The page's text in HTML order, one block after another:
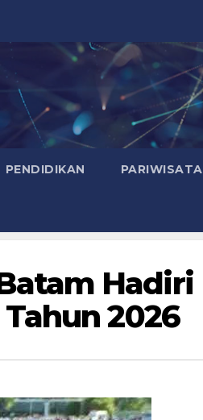
PENDIDIKAN PARIWISATA
Hadiri
2026